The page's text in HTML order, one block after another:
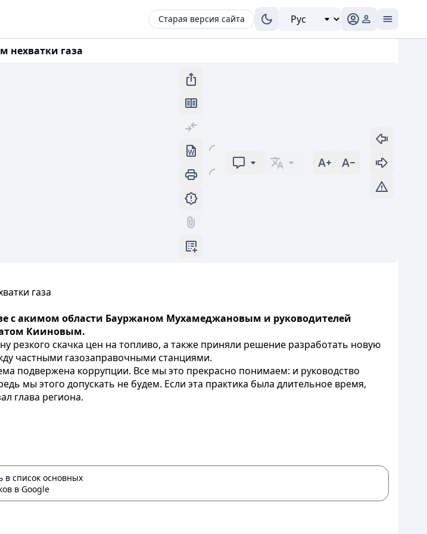
Старая версия сайта
нехватки газа
газа
с акимом области Бауржаном Мухамеджановым и руководителей
Кииновым.
резкого скачка цен на топливо, а также приняли решение разработать новую
частными газозаправочными станциями.
подвержена коррупции. Все мы это прекрасно понимаем: и руководство
мы этого допускать не будем. Если эта практика была длительное время,
глава региона.
в список основных
в Google